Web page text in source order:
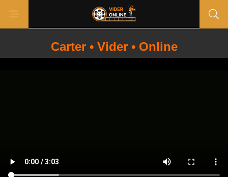
Carter • Vider • Online